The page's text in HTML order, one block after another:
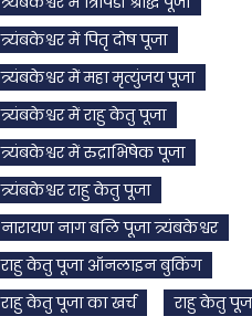
त्र्यंबकेश्वर में पितृ दोष पूजा
त्र्यंबकेश्वर में महा मृत्युंजय पूजा
त्र्यंबकेश्वर में राहु केतु पूजा
त्र्यंबकेश्वर में रुद्राभिषेक पूजा
त्र्यंबकेश्वर राहु केतु पूजा
नारायण नाग बलि पूजा त्र्यंबकेश्वर
राहु केतु पूजा ऑनलाइन बुकिंग
राहु केतु पूजा का खर्च
राहु केतु